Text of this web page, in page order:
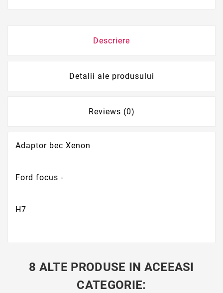
Descriere
Detalii ale produsului
Reviews (0)
Adaptor bec Xenon
Ford focus -
H7
8 ALTE PRODUSE IN ACEEASI
CATEGORIE: